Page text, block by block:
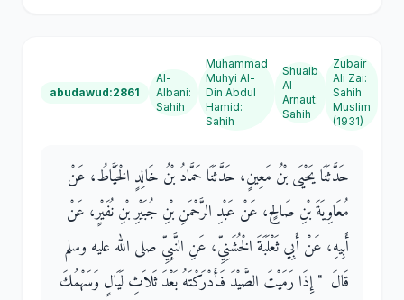
abudawud:2861
Al-
Albani:
Sahih
Muhammad
Muhyi Al-
Din Abdul
Hamid:
Sahih
Shuaib
Al
Arnaut:
Sahih
Zubair
Ali Zai:
Sahih
Muslim
(1931)
حَدَّثَنَا يَحْيَى بْنُ مَعِينٍ، حَدَّثَنَا حَمَّادُ بْنُ خَالِدٍ الْخَيَّاطُ، عَنْ
مُعَاوِيَةَ بْنِ صَالِحٍ، عَنْ عَبْدِ الرَّحْمَنِ بْنِ جُبَيْرِ بْنِ نُفَيْرٍ، عَنْ
أَبِيهِ، عَنْ أَبِي ثَعْلَبَةَ الْخُشَنِيِّ، عَنِ النَّبِيِّ صلى الله عليه وسلم
قَالَ ‏ "‏ إِذَا رَمَيْتَ الصَّيْدَ فَأَدْرَكْتَهُ بَعْدَ ثَلاَثِ لَيَالٍ وَسَهْمُكَ